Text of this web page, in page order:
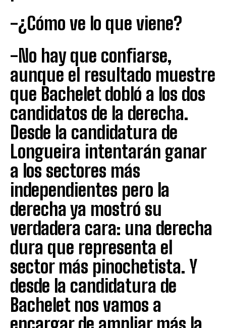
-¿Cómo ve lo que viene?
-No hay que confiarse,
aunque el resultado muestre
que Bachelet dobló a los dos
candidatos de la derecha.
Desde la candidatura de
Longueira intentarán ganar
a los sectores más
independientes pero la
derecha ya mostró su
verdadera cara: una derecha
dura que representa el
sector más pinochetista. Y
desde la candidatura de
Bachelet nos vamos a